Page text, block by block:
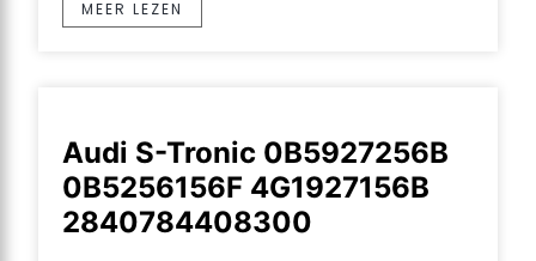
MEER LEZEN
Audi S-Tronic 0B5927256B
0B5256156F 4G1927156B
2840784408300